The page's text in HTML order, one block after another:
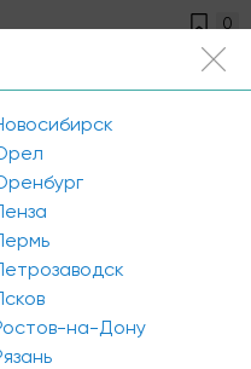
0
(Петербург)
под МФК
канала
на-Дону